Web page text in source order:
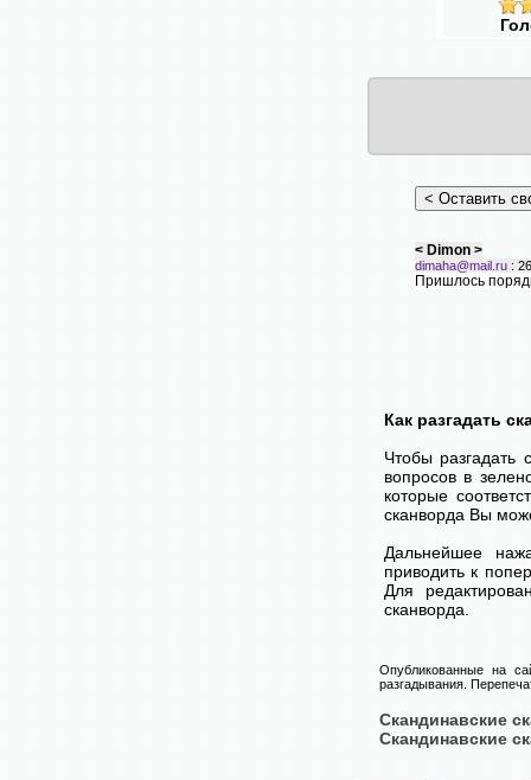
< Dimon >
dimaha@mail.ru :
Пришлось
Как разгадать
Чтобы
вопросов в
которые
сканворда Вы
Дальнейшее
приводить к
Для
сканворда.
Опубликованные на
разгадывания.
Скандинавские
Скандинавские